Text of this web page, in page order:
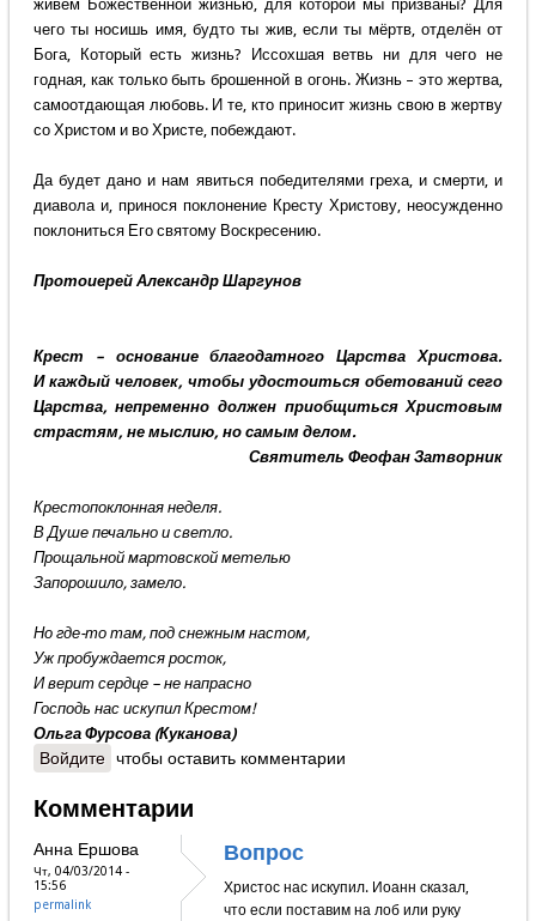
живём Божественной жизнью, для которой мы призваны? Для
чего ты носишь имя, будто ты жив, если ты мёртв, отделён от
Бога, Который есть жизнь? Иссохшая ветвь ни для чего не
годная, как только быть брошенной в огонь. Жизнь – это жертва,
самоотдающая любовь. И те, кто приносит жизнь свою в жертву
со Христом и во Христе, побеждают.
Да будет дано и нам явиться победителями греха, и смерти, и
диавола и, принося поклонение Кресту Христову, неосужденно
поклониться Его святому Воскресению.
Протоиерей Александр Шаргунов
Крест – основание благодатного Царства Христова.
И каждый человек, чтобы удостоиться обетований сего
Царства, непременно должен приобщиться Христовым
страстям, не мыслию, но самым делом.
Святитель Феофан Затворник
Крестопоклонная неделя.
В Душе печально и светло.
Прощальной мартовской метелью
Запорошило, замело.
Но где-то там, под снежным настом,
Уж пробуждается росток,
И верит сердце – не напрасно
Господь нас искупил Крестом!
Ольга Фурсова (Куканова)
Войдите чтобы оставить комментарии
Комментарии
Анна Ершова
Чт, 04/03/2014 -
15:56
permalink
Вопрос
Христос нас искупил. Иоанн сказал,
что если поставим на лоб или руку